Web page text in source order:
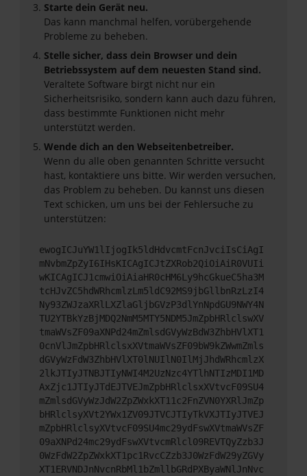
Starte dein Gerät neu.
Das kann manchmal helfen, vorübergehende
Probleme zu beheben.
Stelle sicher, dass dein Browser und dein
Betriebssystem auf dem neuesten Stand sind.
Veraltete Software birgt nicht nur ein
Sicherheitsrisiko, sondern kann auch dazu führen,
dass bestimmte Funktionen nicht mehr
unterstützt werden.
Wende dich an den Webseitenbetreiber.
Wenn du alle oben genannten Schritte versucht
hast, kontaktiere uns bitte. Wir werden versuchen,
das Problem zu beheben. Du kannst uns diesen
Text schicken, um uns bei der Fehlersuche zu
unterstützen:
ewogICJuYW1lIjogIk5ldHdvcmtFcnJvciIsCiAgI
mNvbmZpZyI6IHsKICAgICJtZXRob2QiOiAiR0VUIi
wKICAgICJ1cmwiOiAiaHR0cHM6Ly9hcGkueC5ha3M
tcHJvZC5hdWRhcmlzLm5ldC92MS9jbGllbnRzLzI4
Ny93ZWJzaXRlLXZlaGljbGVzP3dlYnNpdGU9NWY4N
TU2YTBkYzBjMDQ2NmM5MTY5NDM5JmZpbHRlclswXV
tmaWVsZF09aXNPd24mZmlsdGVyWzBdW3ZhbHVlXT1
0cnVlJmZpbHRlclsxXVtmaWVsZF09bW9kZWwmZmls
dGVyWzFdW3ZhbHVlXT0lNUIlN0IlMjJhdWRhcmlzX
2lkJTIyJTNBJTIyNWI4M2UzNzc4YTlhNTIzMDI1MD
AxZjc1JTIyJTdEJTVEJmZpbHRlclsxXVtvcF09SU4
mZmlsdGVyWzJdW2ZpZWxkXT11c2FnZVN0YXRlJmZp
bHRlclsyXVt2YWx1ZV09JTVCJTIyTkVXJTIyJTVEJ
mZpbHRlclsyXVtvcF09SU4mc29ydFswXVtmaWVsZF
09aXNPd24mc29ydFswXVtvcmRlcl09REVTQyZzb3J
0WzFdW2ZpZWxkXT1pc1RvcCZzb3J0WzFdW29yZGVy
XT1ERVNDJnNvcnRbMl1bZmllbGRdPXByaWNlJnNvc